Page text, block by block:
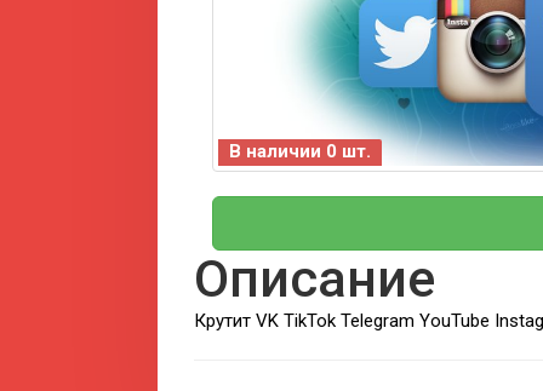
В наличии 0 шт.
Описание
Крутит VK TikTok Telegram YouTube